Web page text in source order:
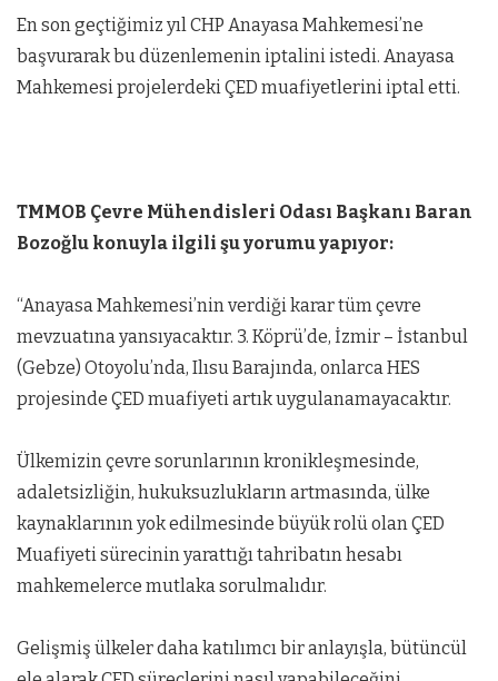
En son geçtiğimiz yıl CHP Anayasa Mahkemesi’ne
başvurarak bu düzenlemenin iptalini istedi. Anayasa
Mahkemesi projelerdeki ÇED muafiyetlerini iptal etti.
TMMOB Çevre Mühendisleri Odası Başkanı Baran
Bozoğlu konuyla ilgili şu yorumu yapıyor:
“Anayasa Mahkemesi’nin verdiği karar tüm çevre
mevzuatına yansıyacaktır. 3. Köprü’de, İzmir – İstanbul
(Gebze) Otoyolu’nda, Ilısu Barajında, onlarca HES
projesinde ÇED muafiyeti artık uygulanamayacaktır.
Ülkemizin çevre sorunlarının kronikleşmesinde,
adaletsizliğin, hukuksuzlukların artmasında, ülke
kaynaklarının yok edilmesinde büyük rolü olan ÇED
Muafiyeti sürecinin yarattığı tahribatın hesabı
mahkemelerce mutlaka sorulmalıdır.
Gelişmiş ülkeler daha katılımcı bir anlayışla, bütüncül